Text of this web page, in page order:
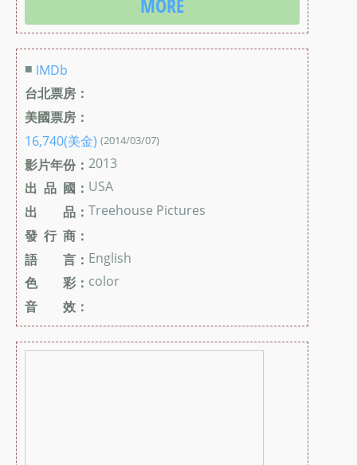
■ IMDb
台北票房：
美國票房：
16,740(美金) (2014/03/07)
影片年份： 2013
出 品 國： USA
出 品： Treehouse Pictures
發 行 商：
語 言： English
色 彩： color
音 效：